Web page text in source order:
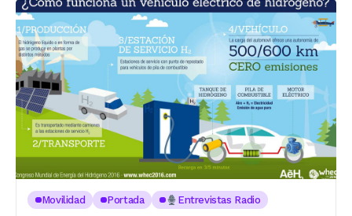
Movilidad Portada Entrevistas Radio